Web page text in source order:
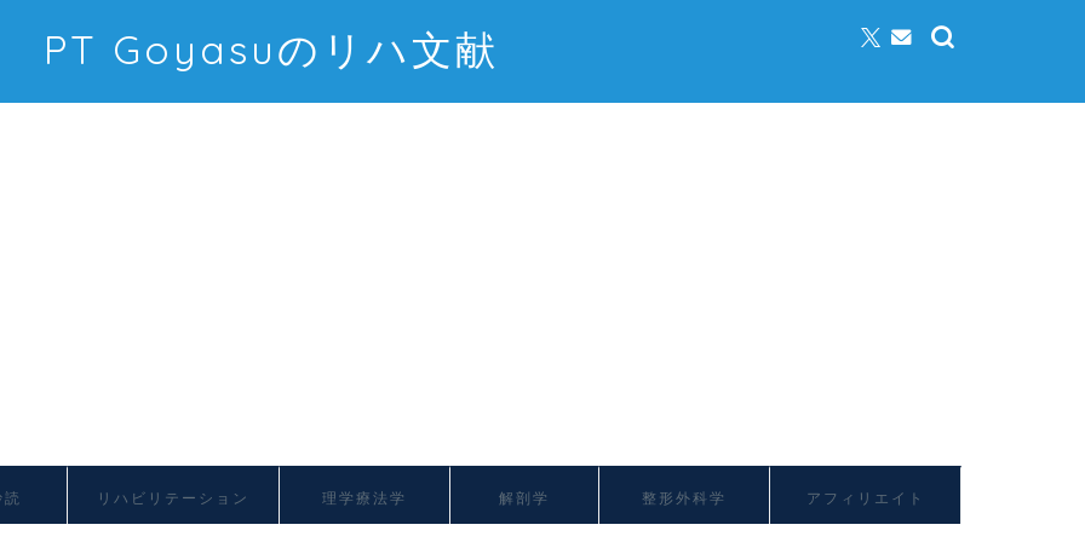
PT Goyasuのリハ文献
読 リハビリテーション 理学療法学 解剖学 整形外科学 アフィリエイト